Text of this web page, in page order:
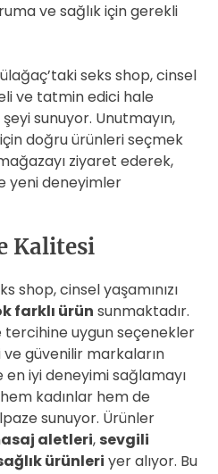
ve sağlık için gerekli
seks shop, cinsel
ve tatmin edici hale
sunuyor. Unutmayın,
doğru ürünleri seçmek
ziyaret ederek,
yeni deneyimler
Kalitesi
shop, cinsel yaşamınızı
farklı ürün sunmaktadır.
tercihine uygun seçenekler
güvenilir markaların
iyi deneyimi sağlamayı
kadınlar hem de
sunuyor. Ürünler
aletleri, sevgili
ürünleri yer alıyor. Bu